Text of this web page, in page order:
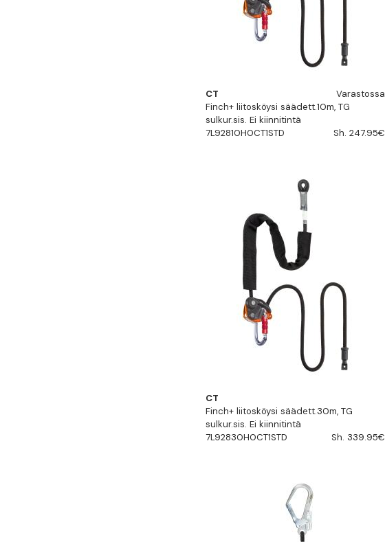
CT
Varastossa
Finch+ liitosköysi säädett.10m, TG
sulkur.sis. Ei kiinnitintä
7L92810H0CT1STD
Sh. 247.95€
CT
Finch+ liitosköysi säädett.30m, TG
sulkur.sis. Ei kiinnitintä
7L92830H0CT1STD
Sh. 339.95€